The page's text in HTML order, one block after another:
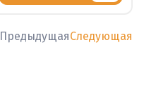
ПредыдущаяСледующая